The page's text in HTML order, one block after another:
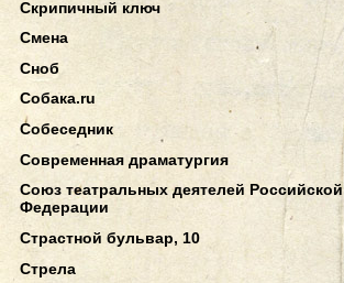
Скрипичный ключ
Смена
Сноб
Собака.ru
Собеседник
Современная драматургия
Союз театральных деятелей Российской
Федерации
Страстной бульвар, 10
Стрела